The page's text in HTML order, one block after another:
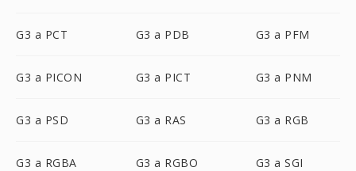
G3 a PCT G3 a PDB G3 a PFM
G3 a PICON G3 a PICT G3 a PNM
G3 a PSD G3 a RAS G3 a RGB
G3 a RGBA G3 a RGBO G3 a SGI